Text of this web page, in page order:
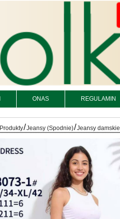
ONAS REGULAMIN
Produkty/Jeansy (Spodnie)/Jeansy damskie